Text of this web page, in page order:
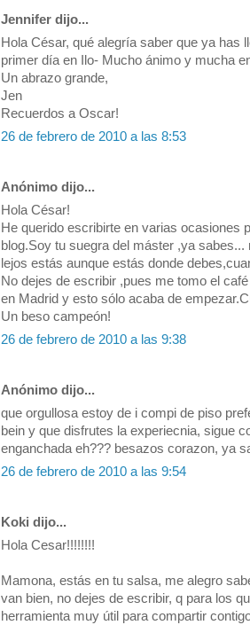
Jennifer dijo...
Hola César, qué alegría saber que ya has
primer día en Ilo- Mucho ánimo y mucha
Un abrazo grande,
Jen
Recuerdos a Oscar!
26 de febrero de 2010 a las 8:53
Anónimo dijo...
Hola César!
He querido escribirte en varias ocasiones
blog.Soy tu suegra del máster ,ya
lejos estás aunque estás donde
No dejes de escribir ,pues me tomo el
en Madrid y esto sólo acaba de
Un beso campeón!
26 de febrero de 2010 a las 9:38
Anónimo dijo...
que orgullosa estoy de i compi de piso
bein y que disfrutes la experiecnia, sigue
enganchada eh??? besazos corazon, ya
26 de febrero de 2010 a las 9:54
Koki dijo...
Hola Cesar!!!!!!!!
Mamona, estás en tu salsa, me alegro
van bien, no dejes de escribir, q para los
herramienta muy útil para compartir